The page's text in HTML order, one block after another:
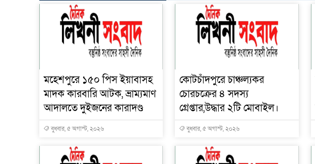
মহেশপুরে ১৫০ পিস ইয়াবাসহ
মাদক কারবারি আটক, ভ্রাম্যমাণ
আদালতে দুইজনের কারাদণ্ড
বুধবার, ৫ অগাস্ট, ২০২৬
কোটচাঁদপুরে চাঞ্চল্যকর
চোরচক্রের ৪ সদস্য
গ্রেপ্তার,উদ্ধার ২টি মোবাইল।
বুধবার, ৫ অগাস্ট, ২০২৬